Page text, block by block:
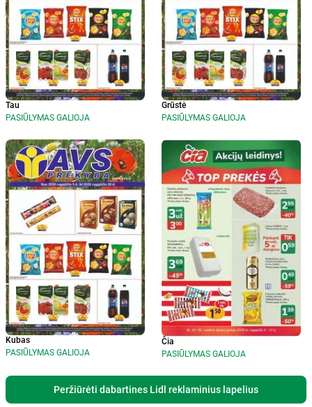
Tau
PASIŪLYMAS GALIOJA
Kubas
PASIŪLYMAS GALIOJA
Grūstė
PASIŪLYMAS GALIOJA
Čia
PASIŪLYMAS GALIOJA
Peržiūrėti dabartines Lidl reklaminius lapelius